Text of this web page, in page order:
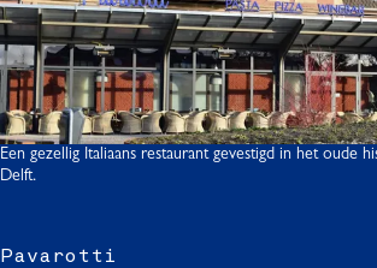
Pavarotti
Een gezellig Italiaans restaurant gevestigd in het oude
Delft.